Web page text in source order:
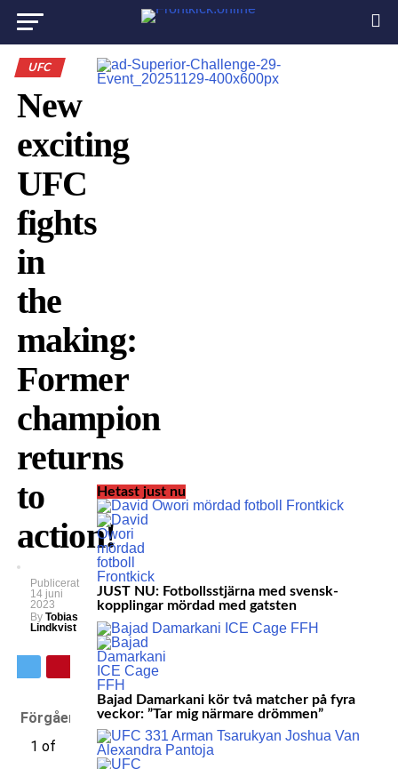
UFC
New
exciting
UFC
fights
in
the
making:
Former
champion
returns
to
action!
Publicerat
14 juni
2023
By Tobias
Lindkvist
Förgående
1 of
Hetast just nu
JUST NU: Fotbollsstjärna med svensk-
kopplingar mördad med gatsten
Bajad Damarkani kör två matcher på fyra
veckor: ”Tar mig närmare drömmen”